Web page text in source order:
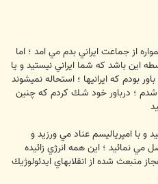
از جماعت ايراني بدم مي امد ؛ اما
اين باشد كه شما ايراني نيستيد و يا
باور بودم كه ايرانيها ؛ استحاله نميشوند
شدم ؛ درباور خود شـك كردم كه چنين
و با امپرياليسم عناد مي ورزيد و
نمائيد ؛ اين همه انرژي زائيده
منبعث شده از انقلابهاي ايدئولوژيك